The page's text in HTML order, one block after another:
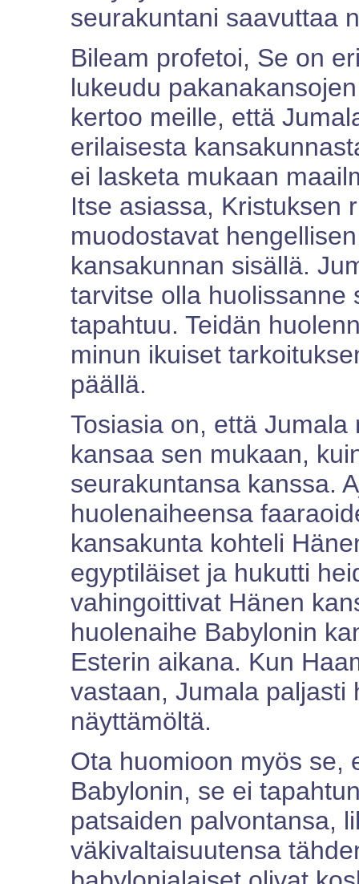
seurakuntani saavuttaa
Bileam profetoi, Se on
lukeudu
kertoo meille, että
erilaisesta
ei lasketa mukaan
Itse asiassa, Kristuksen
muodostavat
kansakunnan sisällä.
tarvitse olla huolissanne
tapahtuu. Teidän
minun ikuiset
päällä.
Tosiasia on, että
kansaa sen mukaan,
seurakuntansa kanssa.
huolenaiheensa
kansakunta kohteli
egyptiläiset ja hukutti
vahingoittivat Hänen
huolenaihe Babylonin
Esterin aikana. Kun
vastaan, Jumala paljasti
näyttämöltä.
Ota huomioon myös se,
Babylonin, se ei
patsaiden palvontansa,
väkivaltaisuutensa